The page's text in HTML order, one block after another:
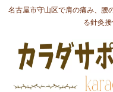
名古屋市守山区で肩の痛み、腰
る針灸